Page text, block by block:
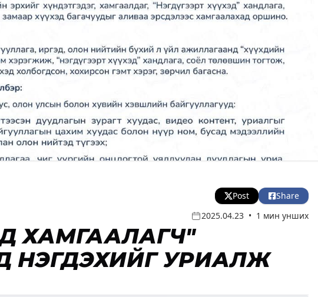
Post
Share
2025.04.23 • 1 мин унших
ХАМГААЛАГЧ"
НЭГДЭХИЙГ УРИАЛЖ